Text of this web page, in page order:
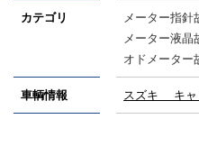
カテゴリ
メーター指針
メーター液晶
オドメーター
車輌情報 スズキ キャ